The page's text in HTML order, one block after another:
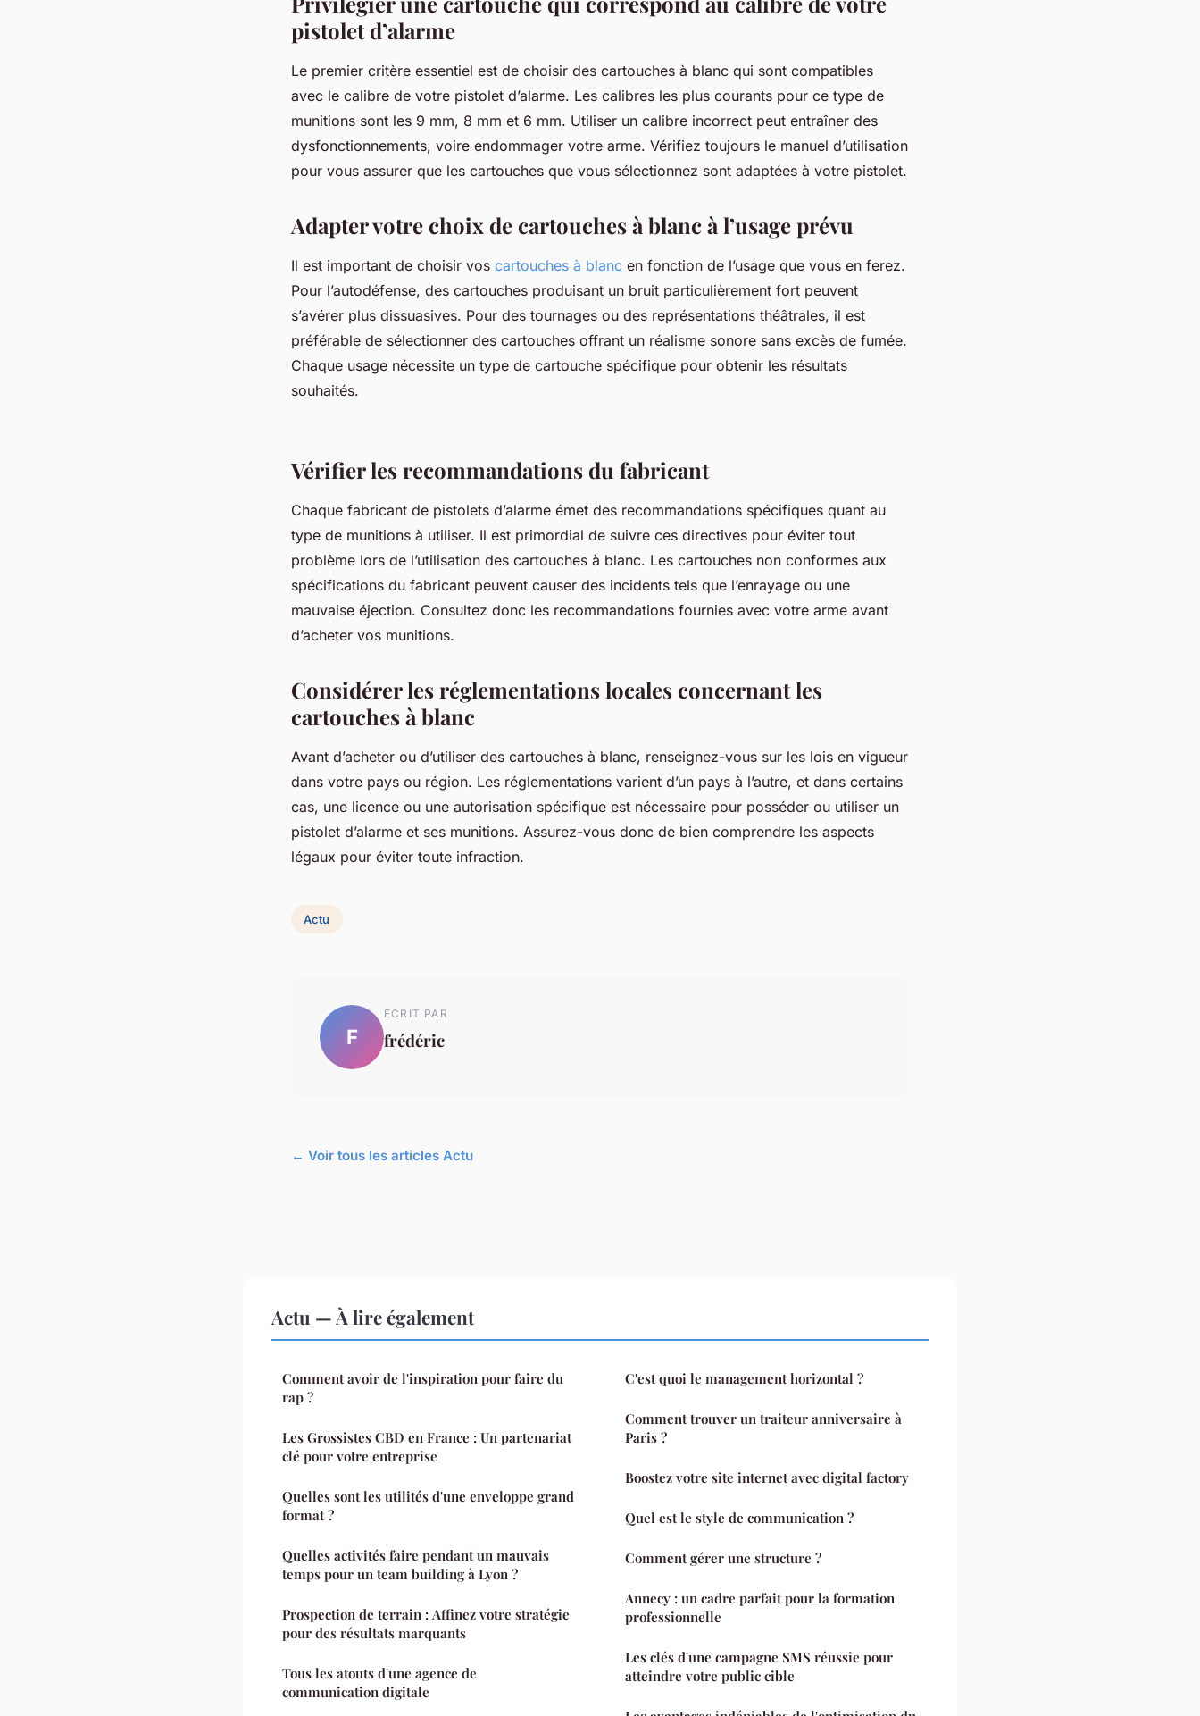
pistolet d’alarme
Le premier critère essentiel est de choisir des cartouches à blanc qui sont compatibles
avec le calibre de votre pistolet d’alarme. Les calibres les plus courants pour ce type de
munitions sont les 9 mm, 8 mm et 6 mm. Utiliser un calibre incorrect peut entraîner des
dysfonctionnements, voire endommager votre arme. Vérifiez toujours le manuel d’utilisation
pour vous assurer que les cartouches que vous sélectionnez sont adaptées à votre pistolet.
Adapter votre choix de cartouches à blanc à l’usage prévu
Il est important de choisir vos cartouches à blanc en fonction de l’usage que vous en ferez.
Pour l’autodéfense, des cartouches produisant un bruit particulièrement fort peuvent
s’avérer plus dissuasives. Pour des tournages ou des représentations théâtrales, il est
préférable de sélectionner des cartouches offrant un réalisme sonore sans excès de fumée.
Chaque usage nécessite un type de cartouche spécifique pour obtenir les résultats
souhaités.
Vérifier les recommandations du fabricant
Chaque fabricant de pistolets d’alarme émet des recommandations spécifiques quant au
type de munitions à utiliser. Il est primordial de suivre ces directives pour éviter tout
problème lors de l’utilisation des cartouches à blanc. Les cartouches non conformes aux
spécifications du fabricant peuvent causer des incidents tels que l’enrayage ou une
mauvaise éjection. Consultez donc les recommandations fournies avec votre arme avant
d’acheter vos munitions.
Considérer les réglementations locales concernant les
cartouches à blanc
Avant d’acheter ou d’utiliser des cartouches à blanc, renseignez-vous sur les lois en vigueur
dans votre pays ou région. Les réglementations varient d’un pays à l’autre, et dans certains
cas, une licence ou une autorisation spécifique est nécessaire pour posséder ou utiliser un
pistolet d’alarme et ses munitions. Assurez-vous donc de bien comprendre les aspects
légaux pour éviter toute infraction.
Actu
F
ECRIT PAR
frédéric
← Voir tous les articles Actu
Actu — À lire également
Comment avoir de l'inspiration pour faire du
rap ?
Les Grossistes CBD en France : Un partenariat
clé pour votre entreprise
Quelles sont les utilités d'une enveloppe grand
format ?
Quelles activités faire pendant un mauvais
temps pour un team building à Lyon ?
Prospection de terrain : Affinez votre stratégie
pour des résultats marquants
Tous les atouts d'une agence de
communication digitale
C'est quoi le management horizontal ?
Comment trouver un traiteur anniversaire à
Paris ?
Boostez votre site internet avec digital factory
Quel est le style de communication ?
Comment gérer une structure ?
Annecy : un cadre parfait pour la formation
professionnelle
Les clés d'une campagne SMS réussie pour
atteindre votre public cible